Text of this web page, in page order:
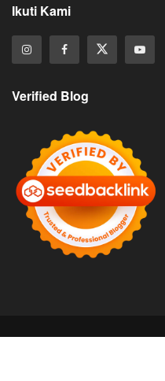
Ikuti Kami
Verified Blog